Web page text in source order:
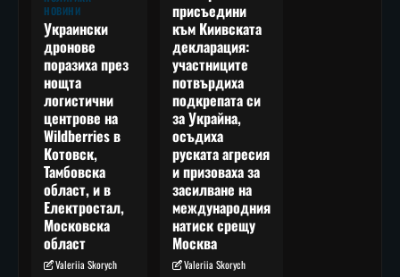
НОВИНИ
Украински
дронове
поразиха през
нощта
логистични
центрове на
Wildberries в
Котовск,
Тамбовска
област, и в
Електростал,
Московска
област
Valeriia Skorych
присъедини
към Киивската
декларация:
участниците
потвърдиха
подкрепата си
за Украйна,
осъдиха
руската агресия
и призоваха за
засилване на
международния
натиск срещу
Москва
Valeriia Skorych